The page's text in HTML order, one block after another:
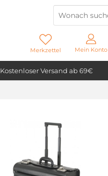
Kostenloser Versand ab 69€
Merkzettel Mein Konto